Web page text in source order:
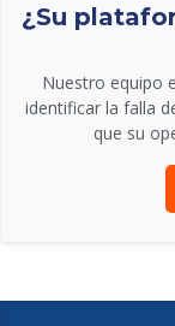
¿Su
Nuestro equipo
identificar la falla
que su